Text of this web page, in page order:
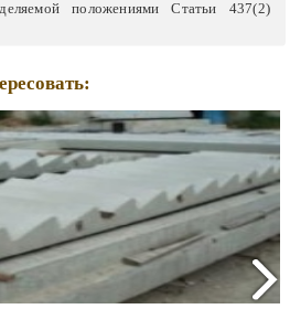
положениями Статьи 437(2)